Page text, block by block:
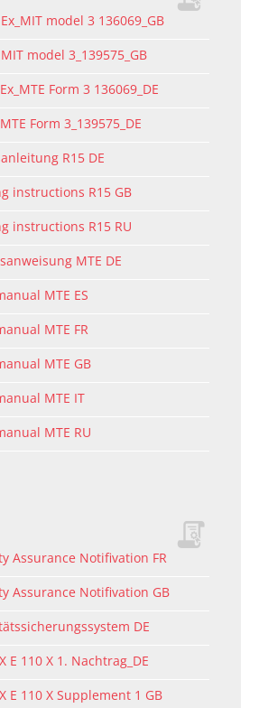
model 3 136069_GB
model 3_139575_GB
Form 3 136069_DE
Form 3_139575_DE
R15 DE
instructions R15 GB
instructions R15 RU
MTE DE
MTE ES
MTE FR
MTE GB
MTE IT
MTE RU
Assurance Notifivation FR
Assurance Notifivation GB
DE
E 110 X 1. Nachtrag_DE
E 110 X Supplement 1 GB